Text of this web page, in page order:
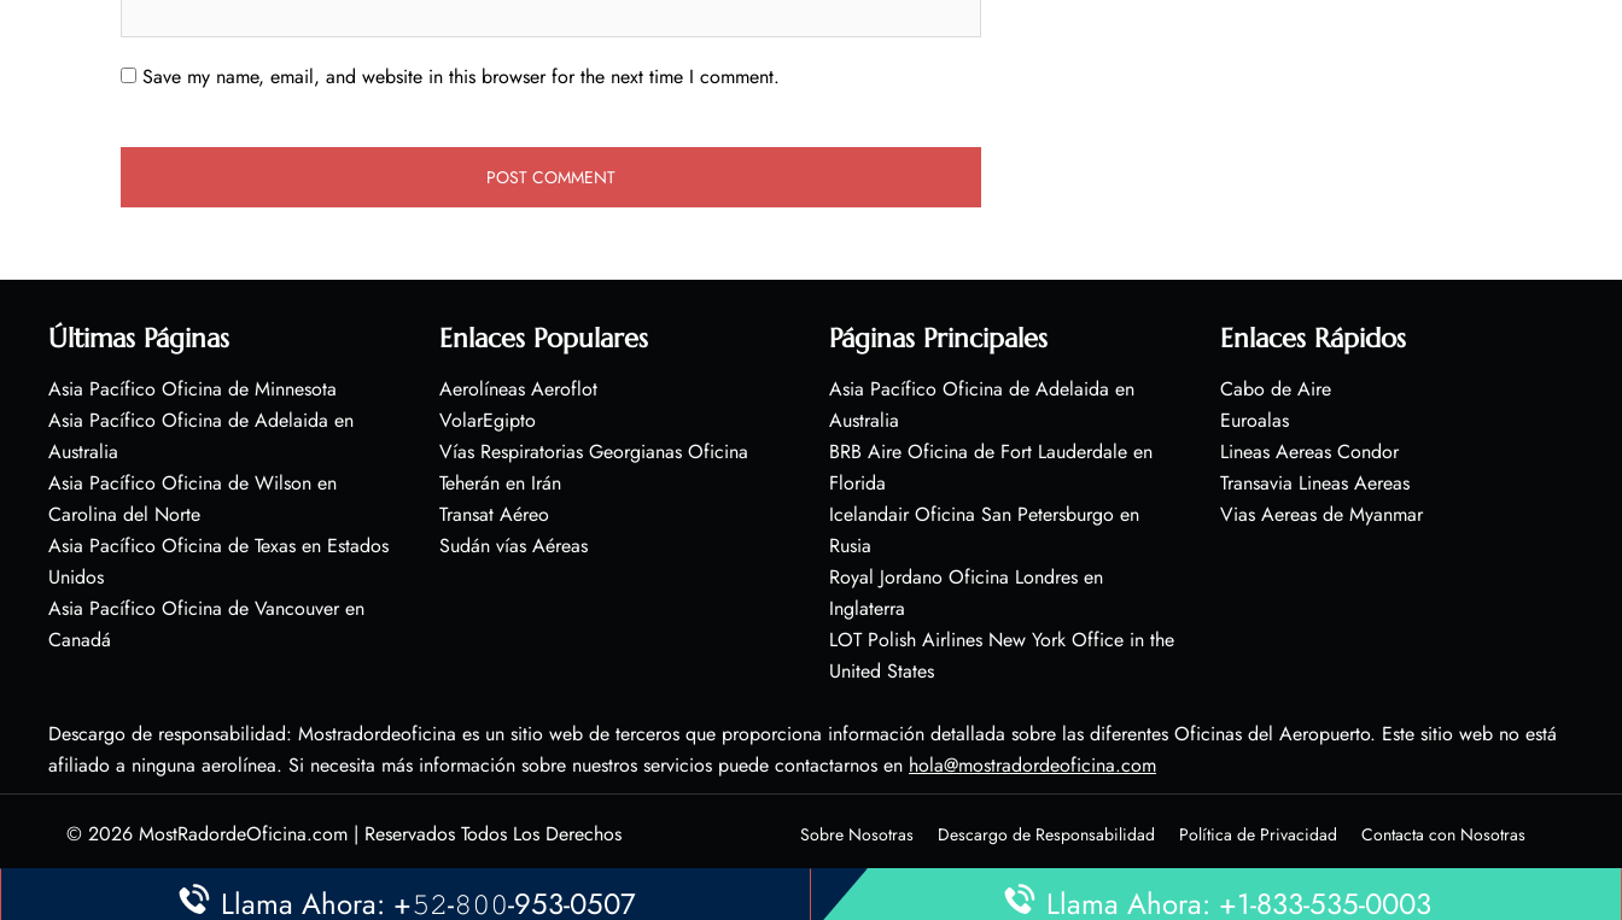
Save my name, email, and website in this browser for the next time I comment.
Últimas Páginas
Asia Pacífico Oficina de Minnesota
Asia Pacífico Oficina de Adelaida en
Australia
Asia Pacífico Oficina de Wilson en
Carolina del Norte
Asia Pacífico Oficina de Texas en Estados
Unidos
Asia Pacífico Oficina de Vancouver en
Canadá
Enlaces Populares
Aerolíneas Aeroflot
VolarEgipto
Vías Respiratorias Georgianas Oficina
Teherán en Irán
Transat Aéreo
Sudán vías Aéreas
Páginas Principales
Asia Pacífico Oficina de Adelaida en
Australia
BRB Aire Oficina de Fort Lauderdale en
Florida
Icelandair Oficina San Petersburgo en
Rusia
Royal Jordano Oficina Londres en
Inglaterra
LOT Polish Airlines New York Office in the
United States
Enlaces Rápidos
Cabo de Aire
Euroalas
Lineas Aereas Condor
Transavia Lineas Aereas
Vias Aereas de Myanmar
Descargo de responsabilidad: Mostradordeoficina es un sitio web de terceros que proporciona información detallada sobre las diferentes Oficinas del Aeropuerto. Este sitio web no está
afiliado a ninguna aerolínea. Si necesita más información sobre nuestros servicios puede contactarnos en hola@mostradordeoficina.com
© 2026 MostRadordeOficina.com | Reservados Todos Los Derechos Sobre Nosotras Descargo de Responsabilidad Política de Privacidad Contacta con Nosotras
Llama Ahora: +𝟻𝟸-𝟾𝟶𝟶-953-0507 Llama Ahora: +1-833-535-0003